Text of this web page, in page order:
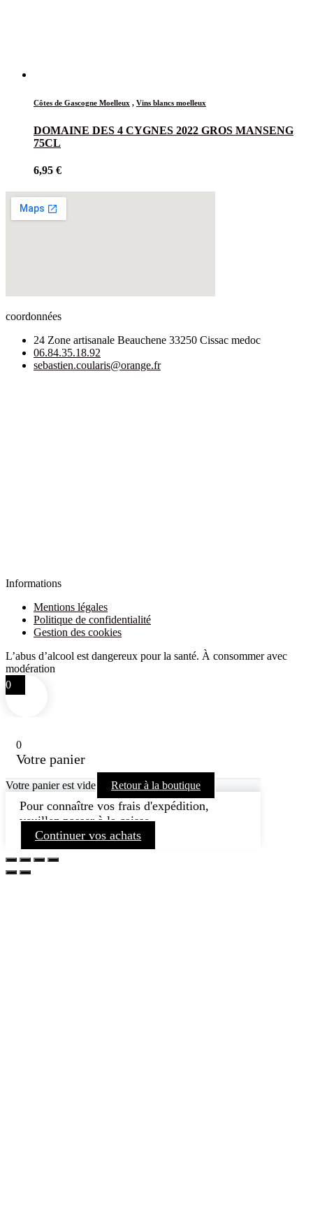
Côtes de Gascogne Moelleux , Vins blancs moelleux
DOMAINE DES 4 CYGNES 2022 GROS MANSENG
75CL
6,95 €
coordonnées
24 Zone artisanale Beauchene 33250 Cissac medoc
06.84.35.18.92
sebastien.coularis@orange.fr
Informations
Mentions légales
Politique de confidentialité
Gestion des cookies
L’abus d’alcool est dangereux pour la santé. À consommer avec
modération
0
0
Votre panier
Votre panier est vide Retour à la boutique
Pour connaître vos frais d'expédition,
veuillez passer à la caisse.
Continuer vos achats